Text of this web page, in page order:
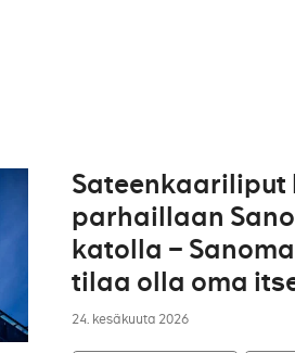
Sateenkaariliput
parhaillaan
katolla –
tilaa olla oma
24. kesäkuuta 2026